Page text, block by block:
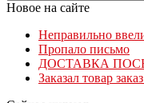
Новое на сайте
Неправильно
Пропало письмо
ДОСТАВКА
Заказал товар